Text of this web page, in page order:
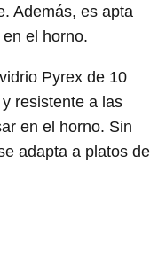
Además, es apta
el horno.
Pyrex de 10
resistente a las
en el horno. Sin
adapta a platos de